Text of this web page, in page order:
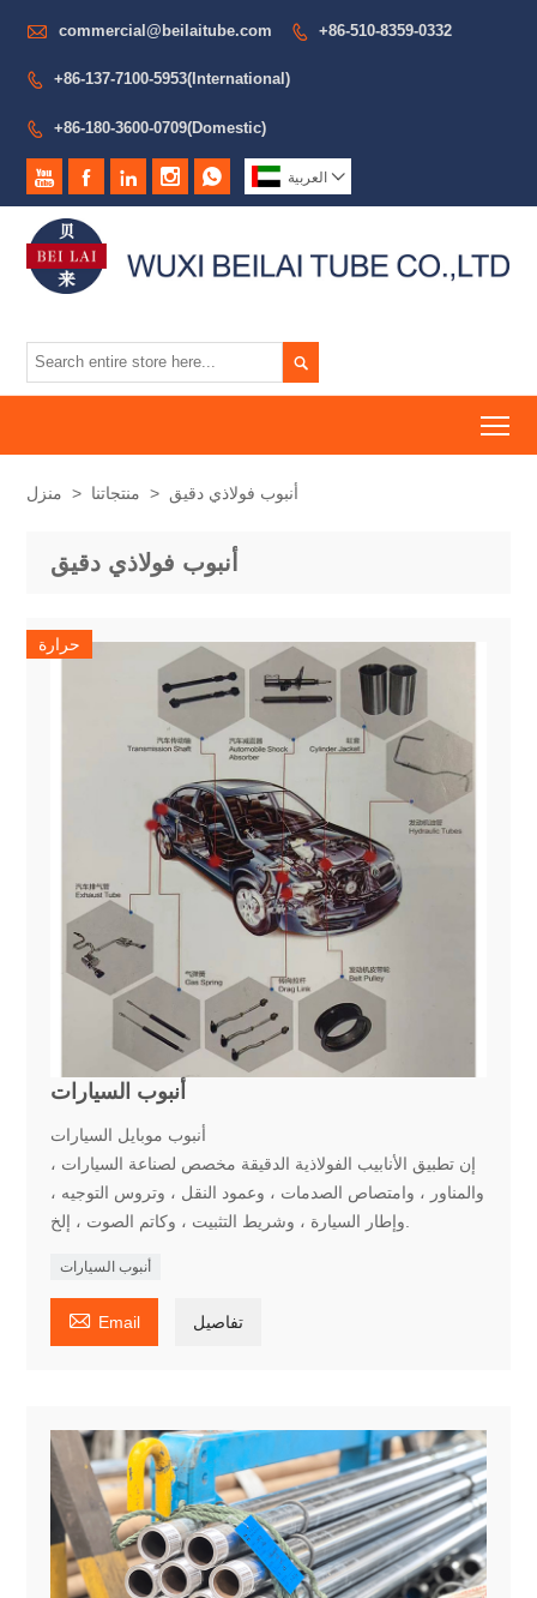
 commercial@beilaitube.com  +86-510-8359-0332
 +86-137-7100-5953(International)
 +86-180-3600-0709(Domestic)
     العربية 

منزل > منتجاتنا > أنبوب فولاذي دقيق
أنبوب فولاذي دقيق
حرارة
أنبوب السيارات
أنبوب موبايل السيارات
إن تطبيق الأنابيب الفولاذية الدقيقة مخصص لصناعة السيارات ،
والمناور ، وامتصاص الصدمات ، وعمود النقل ، وتروس التوجيه ،
أنبوب السيارات
 Email تفاصيل